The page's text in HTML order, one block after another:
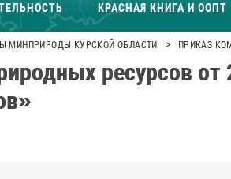
КРАСНАЯ КНИГА И ООПТ
МИНПРИРОДЫ КУРСКОЙ ОБЛАСТИ > ПРИКАЗ
ресурсов